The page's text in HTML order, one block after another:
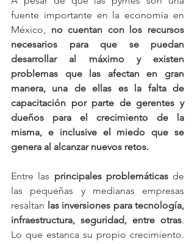
fuente importante en la economía en
México, no cuentan con los recursos
necesarios para que se puedan
desarrollar al máximo y existen
problemas que las afectan en gran
manera, una de ellas es la falta de
capacitación por parte de gerentes y
dueños para el crecimiento de la
misma, e inclusive el miedo que se
genera al alcanzar nuevos retos.
Entre las principales problemáticas de
las pequeñas y medianas empresas
resaltan las inversiones para tecnología,
infraestructura, seguridad, entre otras.
Lo que estanca su propio crecimiento.